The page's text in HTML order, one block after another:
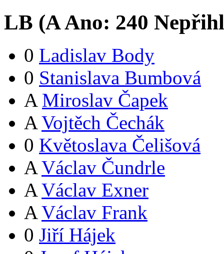
LB (AAno: 240
0 Ladislav Body
0 Stanislava Bumbová
A Miroslav Čapek
A Vojtěch Čechák
0 Květoslava Čelišová
A Václav Čundrle
A Václav Exner
A Václav Frank
0 Jiří Hájek